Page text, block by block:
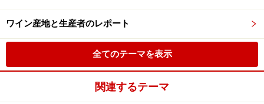
ワイン産地と生産者のレポート
全てのテーマを表示
関連するテーマ